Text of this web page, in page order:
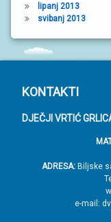
lipanj 2013
svibanj 2013
P
o
KONTAKTI
DJEČJI VRTIĆ
ADRESA: Biljske
e-mail: